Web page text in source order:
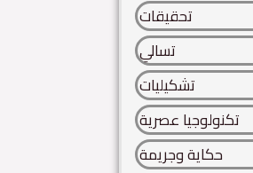
تحقيقات
تسالي
تشكيليات
تكنولوجيا عصرية
حكاية وجريمة